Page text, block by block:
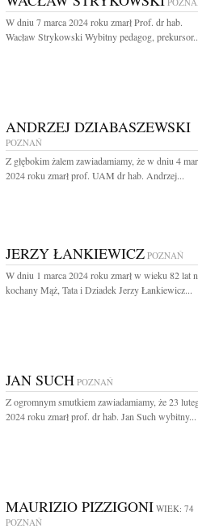
W dniu 7 marca 2024 roku zmarł Prof. dr hab.
Wacław Strykowski Wybitny pedagog,
ANDRZEJ DZIABASZEWSKI
POZNAŃ
Z głębokim żalem zawiadamiamy, że w dniu 4
2024 roku zmarł prof. UAM dr hab. Andrzej...
JERZY ŁANKIEWICZ POZNAŃ
W dniu 1 marca 2024 roku zmarł w wieku 82 lat
kochany Mąż, Tata i Dziadek Jerzy Łankiewicz...
JAN SUCH POZNAŃ
Z ogromnym smutkiem zawiadamiamy, że 23
2024 roku zmarł prof. dr hab. Jan Such wybitny...
MAURIZIO PIZZIGONI WIEK: 74
POZNAŃ